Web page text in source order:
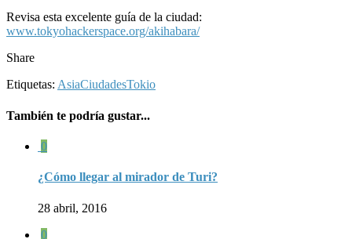
Revisa esta excelente guía de la ciudad:
www.tokyohackerspace.org/akihabara/
Share
Etiquetas: AsiaCiudadesTokio
También te podría gustar...
0
¿Cómo llegar al mirador de Turi?
28 abril, 2016
0